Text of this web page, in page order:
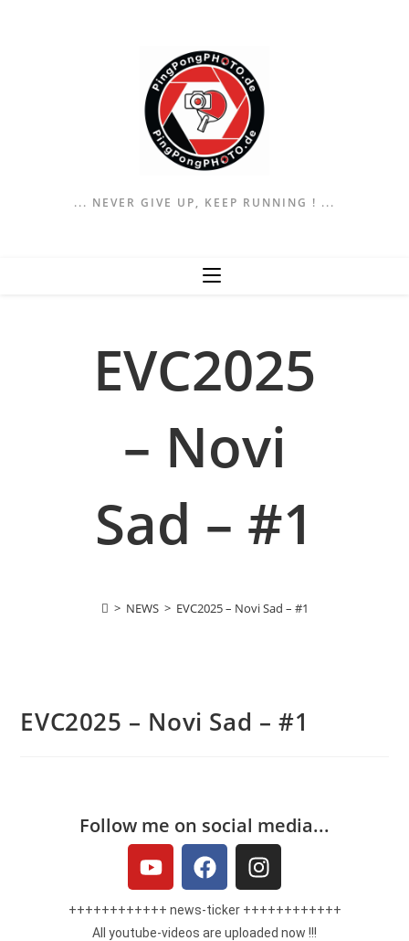
... NEVER GIVE UP, KEEP RUNNING ! ...
EVC2025
– Novi
Sad – #1
> NEWS > EVC2025 – Novi Sad – #1
EVC2025 – Novi Sad – #1
Follow me on social media...
++++++++++++ news-ticker ++++++++++++
All youtube-videos are uploaded now !!!